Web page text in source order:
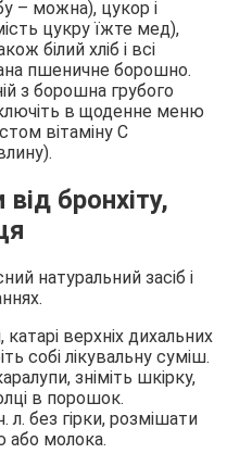
– можна), цукор і
цукру їжте мед),
білий хліб і всі
пшеничне борошно.
з борошна грубого
в щоденне меню
вітаміну С
бронхіту,
натуральний засіб і
катарі верхніх дихальних
собі лікувальну суміш.
зніміть шкірку,
в порошок.
без гірки, розмішати
або молока.